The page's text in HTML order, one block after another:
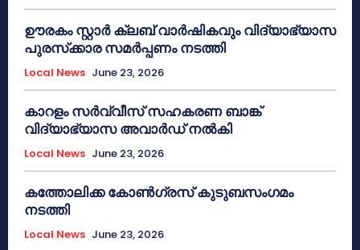
ഊരകം സ്റ്റാർ ക്ലബ് വാർഷികവും വിദ്യാഭ്യാസ
പുരസ്‌ക്കാര സമർപ്പണം നടത്തി
Local News June 23, 2026
കാറളം സർവ്വീസ് സഹകരണ ബാങ്ക്
വിദ്യാഭ്യാസ അവാർഡ് നൽകി
Local News June 23, 2026
കത്തോലിക്ക കോൺഗ്രസ് കുടുബസംഗമം
നടത്തി
Local News June 23, 2026